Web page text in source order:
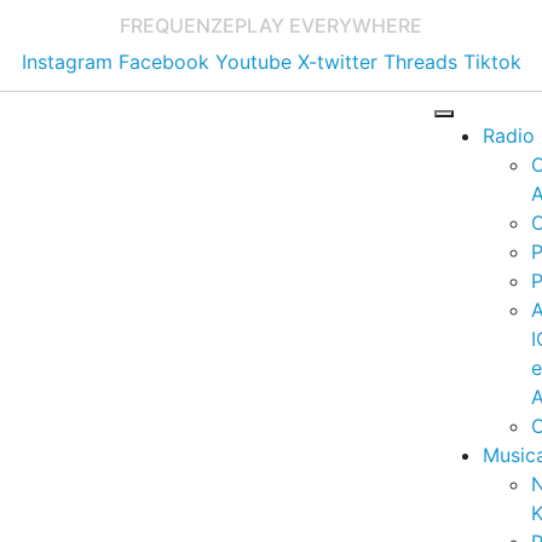
FREQUENZEPLAY EVERYWHERE
Instagram Facebook Youtube X-twitter Threads Tiktok
Radio
e